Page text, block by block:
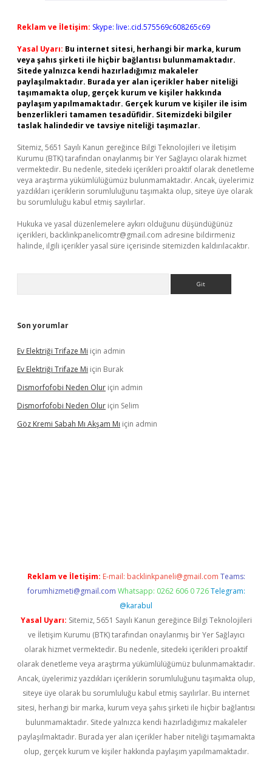
Reklam ve İletişim: Skype: live:.cid.575569c608265c69
Yasal Uyarı: Bu internet sitesi, herhangi bir marka, kurum
veya şahıs şirketi ile hiçbir bağlantısı bulunmamaktadır.
Sitede yalnızca kendi hazırladığımız makaleler
paylaşılmaktadır. Burada yer alan içerikler haber niteliği
taşımamakta olup, gerçek kurum ve kişiler hakkında
paylaşım yapılmamaktadır. Gerçek kurum ve kişiler ile isim
benzerlikleri tamamen tesadüfidir. Sitemizdeki bilgiler
taslak halindedir ve tavsiye niteliği taşımazlar.
Sitemiz, 5651 Sayılı Kanun gereğince Bilgi Teknolojileri ve İletişim
Kurumu (BTK) tarafından onaylanmış bir Yer Sağlayıcı olarak hizmet
vermektedir. Bu nedenle, sitedeki içerikleri proaktif olarak denetleme
veya araştırma yükümlülüğümüz bulunmamaktadır. Ancak, üyelerimiz
yazdıkları içeriklerin sorumluluğunu taşımakta olup, siteye üye olarak
bu sorumluluğu kabul etmiş sayılırlar.
Hukuka ve yasal düzenlemelere aykırı olduğunu düşündüğünüz
içerikleri, backlinkpanelicomtr@gmail.com adresine bildirmeniz
halinde, ilgili içerikler yasal süre içerisinde sitemizden kaldırılacaktır.
Son yorumlar
Ev Elektriği Trifaze Mi için admin
Ev Elektriği Trifaze Mi için Burak
Dismorfofobi Neden Olur için admin
Dismorfofobi Neden Olur için Selim
Göz Kremi Sabah Mı Akşam Mı için admin
Reklam ve İletişim: E-mail: backlinkpaneli@gmail.com Teams:
forumhizmeti@gmail.com Whatsapp: 0262 606 0 726 Telegram:
@karabul
Yasal Uyarı: Sitemiz, 5651 Sayılı Kanun gereğince Bilgi Teknolojileri
ve İletişim Kurumu (BTK) tarafından onaylanmış bir Yer Sağlayıcı
olarak hizmet vermektedir. Bu nedenle, sitedeki içerikleri proaktif
olarak denetleme veya araştırma yükümlülüğümüz bulunmamaktadır.
Ancak, üyelerimiz yazdıkları içeriklerin sorumluluğunu taşımakta olup,
siteye üye olarak bu sorumluluğu kabul etmiş sayılırlar. Bu internet
sitesi, herhangi bir marka, kurum veya şahıs şirketi ile hiçbir bağlantısı
bulunmamaktadır. Sitede yalnızca kendi hazırladığımız makaleler
paylaşılmaktadır. Burada yer alan içerikler haber niteliği taşımamakta
olup, gerçek kurum ve kişiler hakkında paylaşım yapılmamaktadır.